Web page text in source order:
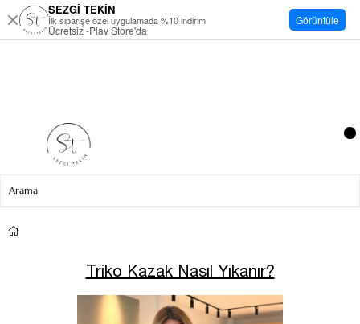
Triko Kazak Nasıl Yıkanır?
SEZGİ TEKİN
İlk siparişe özel uygulamada %10 indirim
Ücretsiz -Play Store'da
Görüntüle